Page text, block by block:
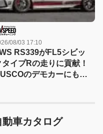
08/03 17:10
RS339がFL5シビッ
タイプRの走りに貢献！
のデモカーにも装
車カタログ